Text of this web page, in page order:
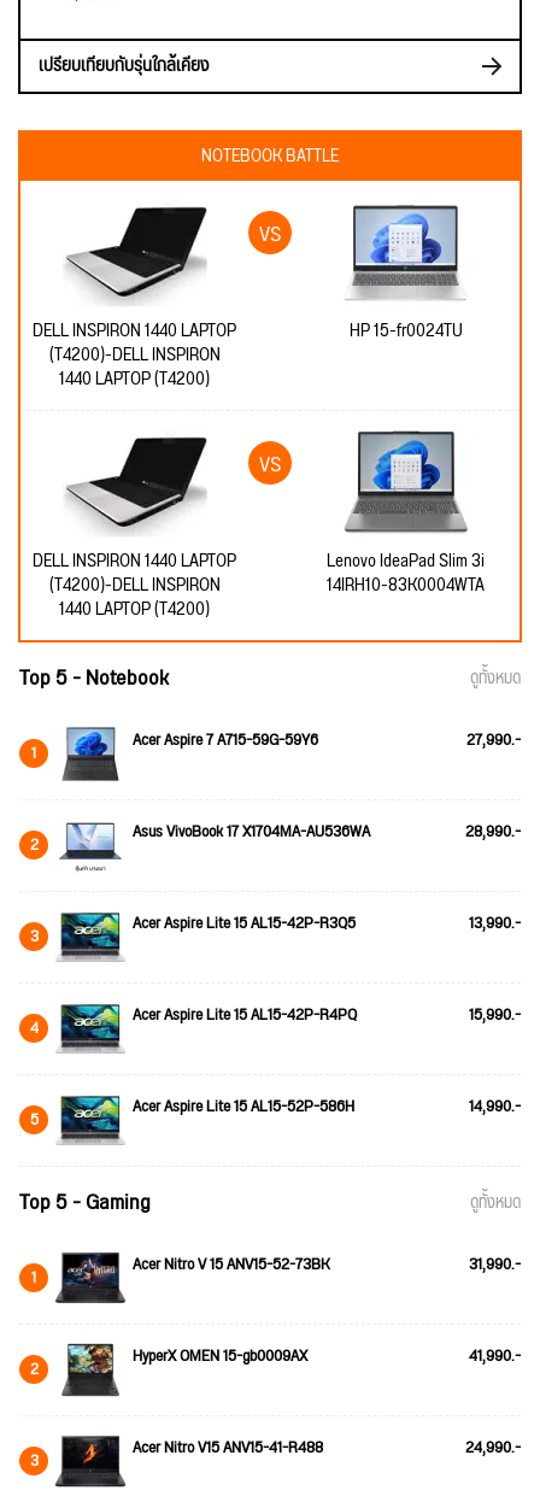
เปรียบเทียบกับรุ่นใกล้เคียง
NOTEBOOK BATTLE
DELL INSPIRON 1440 LAPTOP
(T4200)-DELL INSPIRON
1440 LAPTOP (T4200)
HP 15-fr0024TU
DELL INSPIRON 1440 LAPTOP
(T4200)-DELL INSPIRON
1440 LAPTOP (T4200)
Lenovo IdeaPad Slim 3i
14IRH10-83K0004WTA
Top 5 - Notebook ดูทั้งหมด
1 Acer Aspire 7 A715-59G-59Y6 27,990.-
2 Asus VivoBook 17 X1704MA-AU536WA 28,990.-
3 Acer Aspire Lite 15 AL15-42P-R3Q5 13,990.-
4 Acer Aspire Lite 15 AL15-42P-R4PQ 15,990.-
5 Acer Aspire Lite 15 AL15-52P-586H 14,990.-
Top 5 - Gaming ดูทั้งหมด
1 Acer Nitro V 15 ANV15-52-73BK 31,990.-
2 HyperX OMEN 15-gb0009AX 41,990.-
3 Acer Nitro V15 ANV15-41-R488 24,990.-